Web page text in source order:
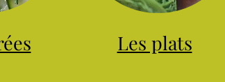
Les plats